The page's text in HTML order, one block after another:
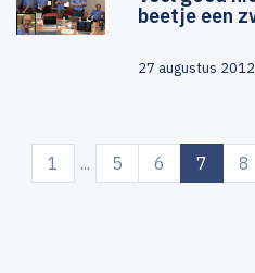
beetje een
27 augustus 2012
1 ... 5 6 7 8